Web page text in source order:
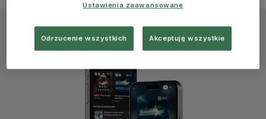
Ustawienia zaawansowane
Odrzucenie wszystkich Akceptuję wszystkie